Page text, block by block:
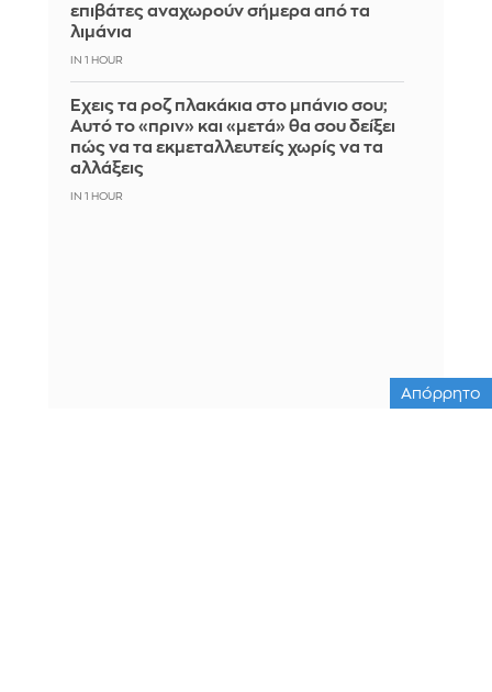
επιβάτες αναχωρούν σήμερα από τα
λιμάνια
IN 1 HOUR
Έχεις τα ροζ πλακάκια στο μπάνιο σου;
Αυτό το «πριν» και «μετά» θα σου δείξει
πώς να τα εκμεταλλευτείς χωρίς να τα
αλλάξεις
IN 1 HOUR
Απόρρητο